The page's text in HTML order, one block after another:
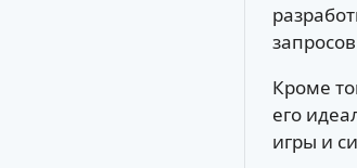
Кроме
его
игры и